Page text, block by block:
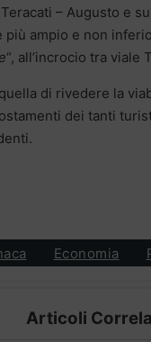
– Augusto e
ampio e non
“, all’incrocio tra viale
di rivedere la
dei tanti
Economia
Articoli